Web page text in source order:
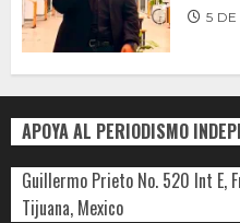
5
APOYA AL PERIODISMO
Guillermo Prieto No. 520 Int E,
Tijuana, Mexico